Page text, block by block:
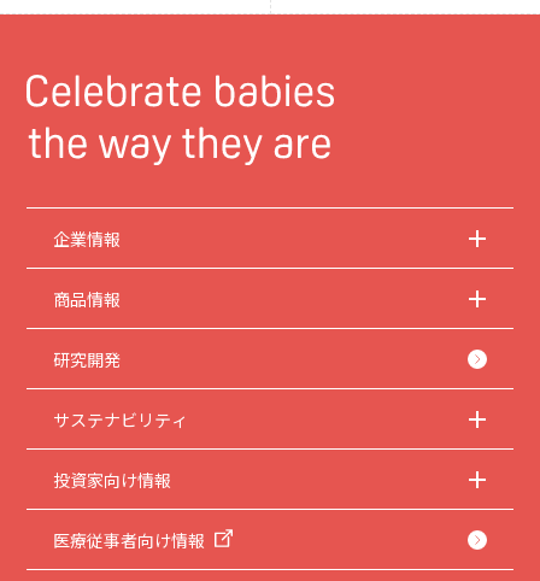
企業情報
商品情報
研究開発
サステナビリティ
投資家向け情報
医療従事者向け情報